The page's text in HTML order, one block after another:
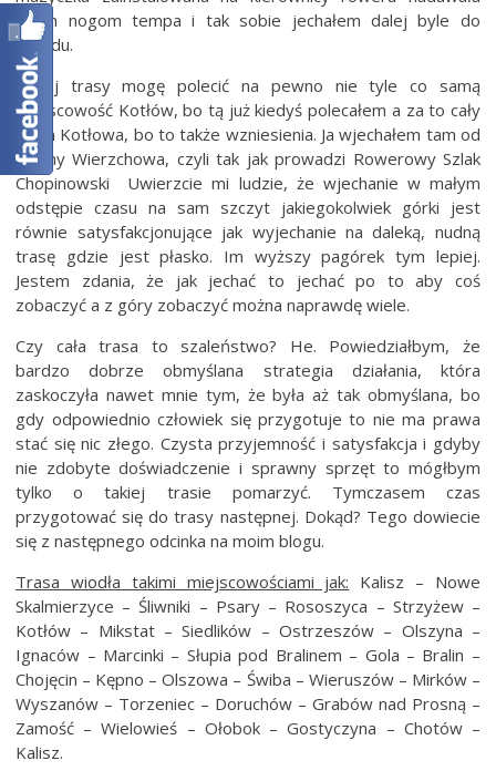
moim nogom tempa i tak sobie jechałem dalej byle do
przodu.
Z tej trasy mogę polecić na pewno nie tyle co samą
miejscowość Kotłów, bo tą już kiedyś polecałem a za to cały
rejon Kotłowa, bo to także wzniesienia. Ja wjechałem tam od
strony Wierzchowa, czyli tak jak prowadzi Rowerowy Szlak
Chopinowski Uwierzcie mi ludzie, że wjechanie w małym
odstępie czasu na sam szczyt jakiegokolwiek górki jest
równie satysfakcjonujące jak wyjechanie na daleką, nudną
trasę gdzie jest płasko. Im wyższy pagórek tym lepiej.
Jestem zdania, że jak jechać to jechać po to aby coś
zobaczyć a z góry zobaczyć można naprawdę wiele.
Czy cała trasa to szaleństwo? He. Powiedziałbym, że
bardzo dobrze obmyślana strategia działania, która
zaskoczyła nawet mnie tym, że była aż tak obmyślana, bo
gdy odpowiednio człowiek się przygotuje to nie ma prawa
stać się nic złego. Czysta przyjemność i satysfakcja i gdyby
nie zdobyte doświadczenie i sprawny sprzęt to mógłbym
tylko o takiej trasie pomarzyć. Tymczasem czas
przygotować się do trasy następnej. Dokąd? Tego dowiecie
się z następnego odcinka na moim blogu.
Trasa wiodła takimi miejscowościami jak: Kalisz – Nowe
Skalmierzyce – Śliwniki – Psary – Rososzyca – Strzyżew –
Kotłów – Mikstat – Siedlików – Ostrzeszów – Olszyna –
Ignaców – Marcinki – Słupia pod Bralinem – Gola – Bralin –
Chojęcin – Kępno – Olszowa – Świba – Wieruszów – Mirków –
Wyszanów – Torzeniec – Doruchów – Grabów nad Prosną –
Zamość – Wielowieś – Ołobok – Gostyczyna – Chotów –
Kalisz.